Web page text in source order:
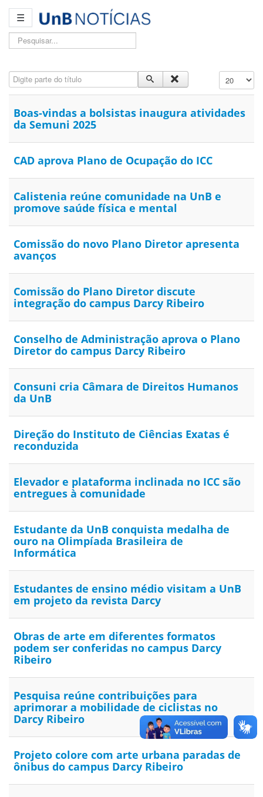
☰
Pesquisar...
Digite parte do título Exibir #
Boas-vindas a bolsistas inaugura atividades
da Semuni 2025
CAD aprova Plano de Ocupação do ICC
Calistenia reúne comunidade na UnB e
promove saúde física e mental
Comissão do novo Plano Diretor apresenta
avanços
Comissão do Plano Diretor discute
integração do campus Darcy Ribeiro
Conselho de Administração aprova o Plano
Diretor do campus Darcy Ribeiro
Consuni cria Câmara de Direitos Humanos
da UnB
Direção do Instituto de Ciências Exatas é
reconduzida
Elevador e plataforma inclinada no ICC são
entregues à comunidade
Estudante da UnB conquista medalha de
ouro na Olimpíada Brasileira de
Informática
Estudantes de ensino médio visitam a UnB
em projeto da revista Darcy
Obras de arte em diferentes formatos
podem ser conferidas no campus Darcy
Ribeiro
Pesquisa reúne contribuições para
aprimorar a mobilidade de ciclistas no
Darcy Ribeiro
Projeto colore com arte urbana paradas de
ônibus do campus Darcy Ribeiro